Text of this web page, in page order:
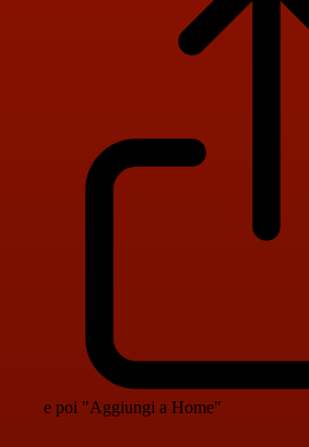
e poi "Aggiungi a Home"